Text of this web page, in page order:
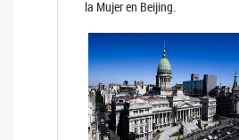
la Mujer en Beijing.